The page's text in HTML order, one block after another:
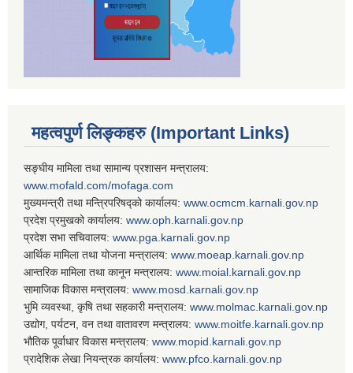
महत्वपुर्ण लिङ्कहरु (Important Links)
सङ्घीय मामिला तथा सामान्य प्रशासन मन्त्रालय:
www.mofald.com/mofaga.com
मुख्यमन्त्री तथा मन्त्रिपरिषद्को कार्यालय: www.ocmcm.karnali.gov.np
प्रदेश प्रमुखको कार्यालय: www.oph.karnali.gov.np
प्रदेश सभा सचिवालय: www. pga.karnali.gov.np
आर्थिक मामिला तथा योजना मन्त्रालय: www. moeap.karnali.gov.np
आन्तरिक मामिला तथा कानून मन्त्रालय: www. moial.karnali.gov.np
सामाजिक विकास मन्त्रालय: www. mosd.karnali.gov.np
भुमि व्यवस्था, कृषि तथा सहकारी मन्त्रालय: www. molmac.karnali.gov.np
उद्योग, पर्यटन, वन तथा वातावरण मन्त्रालय: www. moitfe.karnali.gov.np
भौतिक पूर्वाधार विकास मन्त्रालय: www. mopid.karnali.gov.np
प्रादेशिक लेखा नियन्त्रक कार्यालय: www. pfco.karnali.gov.np